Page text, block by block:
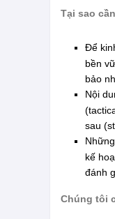
Tại sao
Để
bền
bảo
Nội
sau
kế
đánh
Chúng tôi